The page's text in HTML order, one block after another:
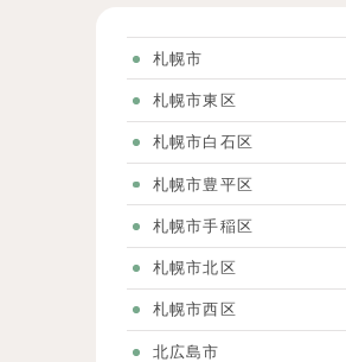
札幌市
札幌市東区
札幌市白石区
札幌市豊平区
札幌市手稲区
札幌市北区
札幌市西区
北広島市